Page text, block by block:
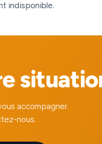
indisponible.
accompagner.
nous.